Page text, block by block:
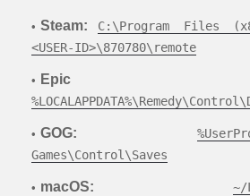
Steam:
C:\Program Files
<USER-ID>\870780\remote
Epic
GOG:
Games\Control\Saves
macOS:
~/